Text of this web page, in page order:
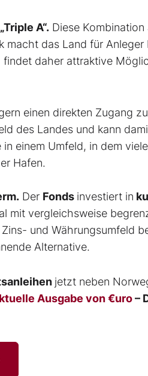
„Triple A“. Diese
macht das Land für Anleger
daher attraktive
einen direkten Zugang
des Landes und kann
einem Umfeld, in dem
Hafen.
Der Fonds investiert in
mit vergleichsweise
und Währungsumfeld
Alternative.
jetzt neben
Ausgabe von €uro–